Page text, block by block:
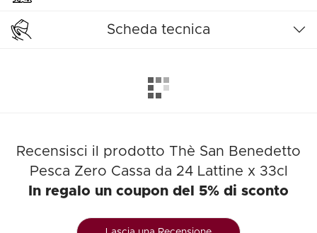
Scheda tecnica
Recensisci il prodotto Thè San Benedetto
Pesca Zero Cassa da 24 Lattine x 33cl
In regalo un coupon del 5% di sconto